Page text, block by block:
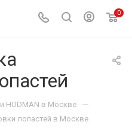
0
HODMAN в Москве —
лопастей в Москве